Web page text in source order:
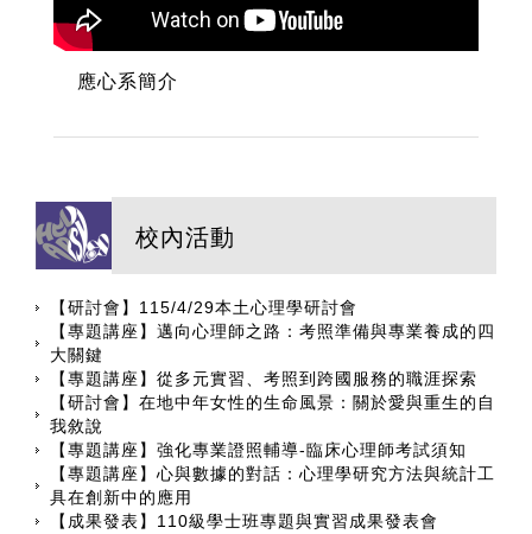
應心系簡介
校內活動
【研討會】115/4/29本土心理學研討會
【專題講座】邁向心理師之路：考照準備與專業養成的四
大關鍵
【專題講座】從多元實習、考照到跨國服務的職涯探索
【研討會】在地中年女性的生命風景：關於愛與重生的自
我敘說
【專題講座】強化專業證照輔導-臨床心理師考試須知
【專題講座】心與數據的對話：心理學研究方法與統計工
具在創新中的應用
【成果發表】110級學士班專題與實習成果發表會